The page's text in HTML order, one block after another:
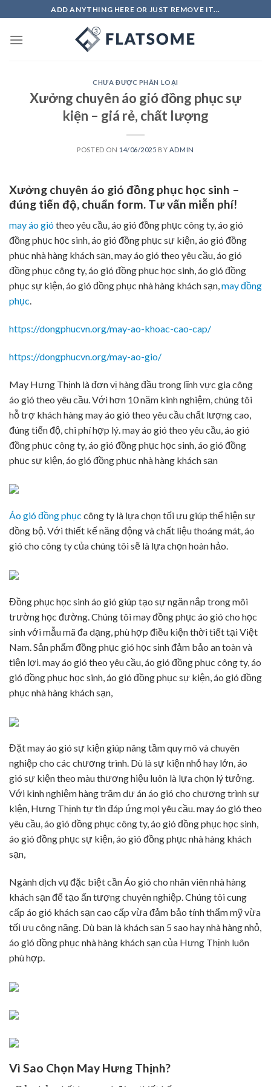
to
content
ADD ANYTHING HERE OR JUST REMOVE IT...
CHƯA ĐƯỢC PHÂN LOẠI
Xưởng chuyên áo gió đồng phục sự
kiện – giá rẻ, chất lượng
POSTED ON 14/06/2025 BY ADMIN
Xưởng chuyên áo gió đồng phục học sinh –
đúng tiến độ, chuẩn form. Tư vấn miễn phí!
may áo giótheo yêu cầu, áo gió đồng phục công ty, áo gió
đồng phục học sinh, áo gió đồng phục sự kiện, áo gió đồng
phục nhà hàng khách sạn, may áo gió theo yêu cầu, áo gió
đồng phục công ty, áo gió đồng phục học sinh, áo gió đồng
phục sự kiện, áo gió đồng phục nhà hàng khách sạn,may đồng
phục.
https://dongphucvn.org/may-ao-khoac-cao-cap/
https://dongphucvn.org/may-ao-gio/
May Hưng Thịnh là đơn vị hàng đầu trong lĩnh vực gia công
áo gió theo yêu cầu. Với hơn 10 năm kinh nghiệm, chúng tôi
hỗ trợ khách hàng may áo gió theo yêu cầu chất lượng cao,
đúng tiến độ, chi phí hợp lý. may áo gió theo yêu cầu, áo gió
đồng phục công ty, áo gió đồng phục học sinh, áo gió đồng
phục sự kiện, áo gió đồng phục nhà hàng khách sạn
Áo gió đồng phục công ty là lựa chọn tối ưu giúp thể hiện sự
đồng bộ. Với thiết kế năng động và chất liệu thoáng mát, áo
gió cho công ty của chúng tôi sẽ là lựa chọn hoàn hảo.
Đồng phục học sinh áo gió giúp tạo sự ngăn nắp trong môi
trường học đường. Chúng tôi may đồng phục áo gió cho học
sinh với mẫu mã đa dạng, phù hợp điều kiện thời tiết tại Việt
Nam. Sản phẩm đồng phục gió học sinh đảm bảo an toàn và
tiện lợi. may áo gió theo yêu cầu, áo gió đồng phục công ty, áo
gió đồng phục học sinh, áo gió đồng phục sự kiện, áo gió đồng
phục nhà hàng khách sạn,
Đặt may áo gió sự kiện giúp nâng tầm quy mô và chuyên
nghiệp cho các chương trình. Dù là sự kiện nhỏ hay lớn, áo
gió sự kiện theo màu thương hiệu luôn là lựa chọn lý tưởng.
Với kinh nghiệm hàng trăm dự án áo gió cho chương trình sự
kiện, Hưng Thịnh tự tin đáp ứng mọi yêu cầu. may áo gió theo
yêu cầu, áo gió đồng phục công ty, áo gió đồng phục học sinh,
áo gió đồng phục sự kiện, áo gió đồng phục nhà hàng khách
sạn,
Ngành dịch vụ đặc biệt cần Áo gió cho nhân viên nhà hàng
khách sạn để tạo ấn tượng chuyên nghiệp. Chúng tôi cung
cấp áo gió khách sạn cao cấp vừa đảm bảo tính thẩm mỹ vừa
tối ưu công năng. Dù bạn là khách sạn 5 sao hay nhà hàng nhỏ,
áo gió đồng phục nhà hàng khách sạn của Hưng Thịnh luôn
phù hợp.
Vì Sao Chọn May Hưng Thịnh?